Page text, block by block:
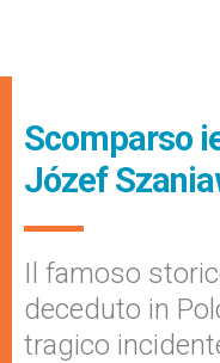
Scomparso
Józef
Il famoso
deceduto in
tragico